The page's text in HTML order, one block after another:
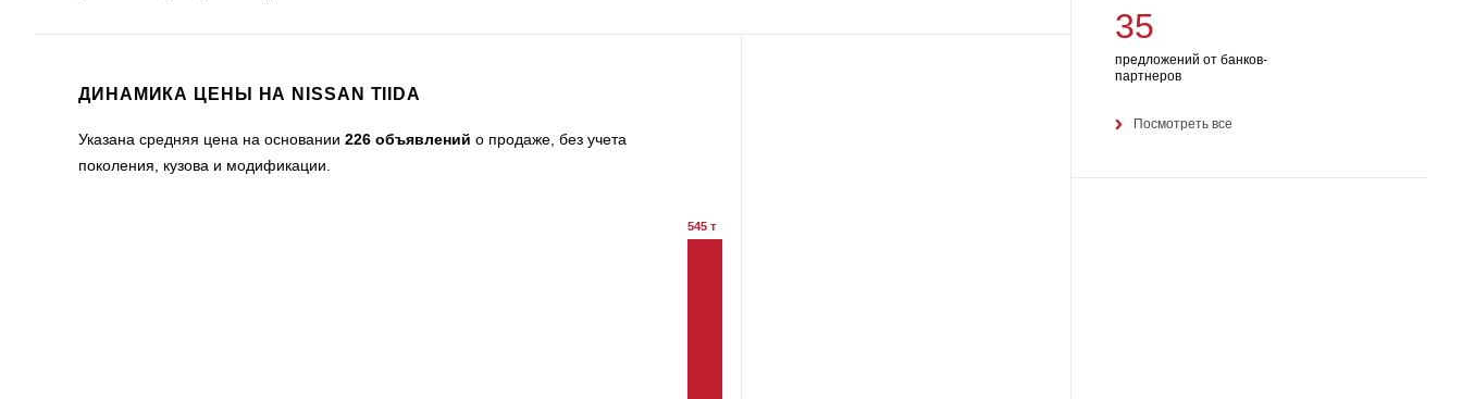
ДИНАМИКА ЦЕНЫ НА NISSAN TIIDA
Указана средняя цена на основании 226 объявлений о продаже, без учета
поколения, кузова и модификации.
545 т
35
предложений от банков-
партнеров
Посмотреть все